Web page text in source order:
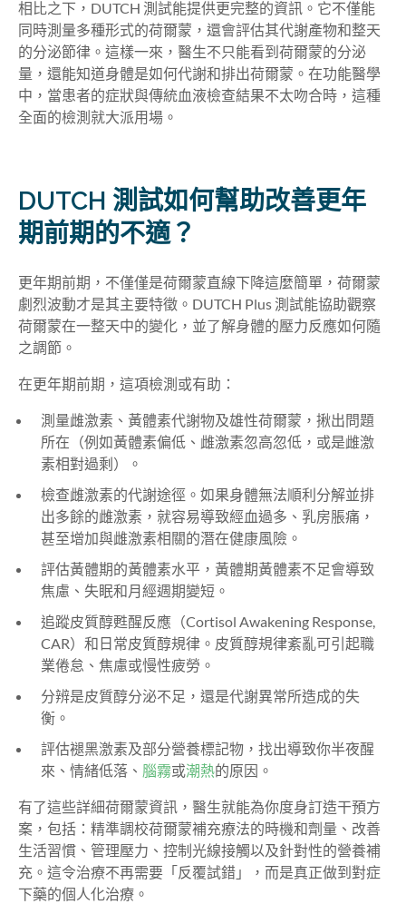
相比之下，DUTCH 測試能提供更完整的資訊。它不僅能
同時測量多種形式的荷爾蒙，還會評估其代謝產物和整天
的分泌節律。這樣一來，醫生不只能看到荷爾蒙的分泌
量，還能知道身體是如何代謝和排出荷爾蒙。在功能醫學
中，當患者的症狀與傳統血液檢查結果不太吻合時，這種
全面的檢測就大派用場。
DUTCH 測試如何幫助改善更年
期前期的不適？
更年期前期，不僅僅是荷爾蒙直線下降這麼簡單，荷爾蒙
劇烈波動才是其主要特徵。DUTCH Plus 測試能協助觀察
荷爾蒙在一整天中的變化，並了解身體的壓力反應如何隨
之調節。
在更年期前期，這項檢測或有助：
測量雌激素、黃體素代謝物及雄性荷爾蒙，揪出問題
所在（例如黃體素偏低、雌激素忽高忽低，或是雌激
素相對過剩）。
檢查雌激素的代謝途徑。如果身體無法順利分解並排
出多餘的雌激素，就容易導致經血過多、乳房脹痛，
甚至增加與雌激素相關的潛在健康風險。
評估黃體期的黃體素水平，黃體期黃體素不足會導致
焦慮、失眠和月經週期變短。
追蹤皮質醇甦醒反應（Cortisol Awakening Response,
CAR）和日常皮質醇規律。皮質醇規律紊亂可引起職
業倦怠、焦慮或慢性疲勞。
分辨是皮質醇分泌不足，還是代謝異常所造成的失
衡。
評估褪黑激素及部分營養標記物，找出導致你半夜醒
來、情緒低落、 腦霧或潮熱的原因。
有了這些詳細荷爾蒙資訊，醫生就能為你度身訂造干預方
案，包括：精準調校荷爾蒙補充療法的時機和劑量、改善
生活習慣、管理壓力、控制光線接觸以及針對性的營養補
充。這令治療不再需要「反覆試錯」，而是真正做到對症
下藥的個人化治療。